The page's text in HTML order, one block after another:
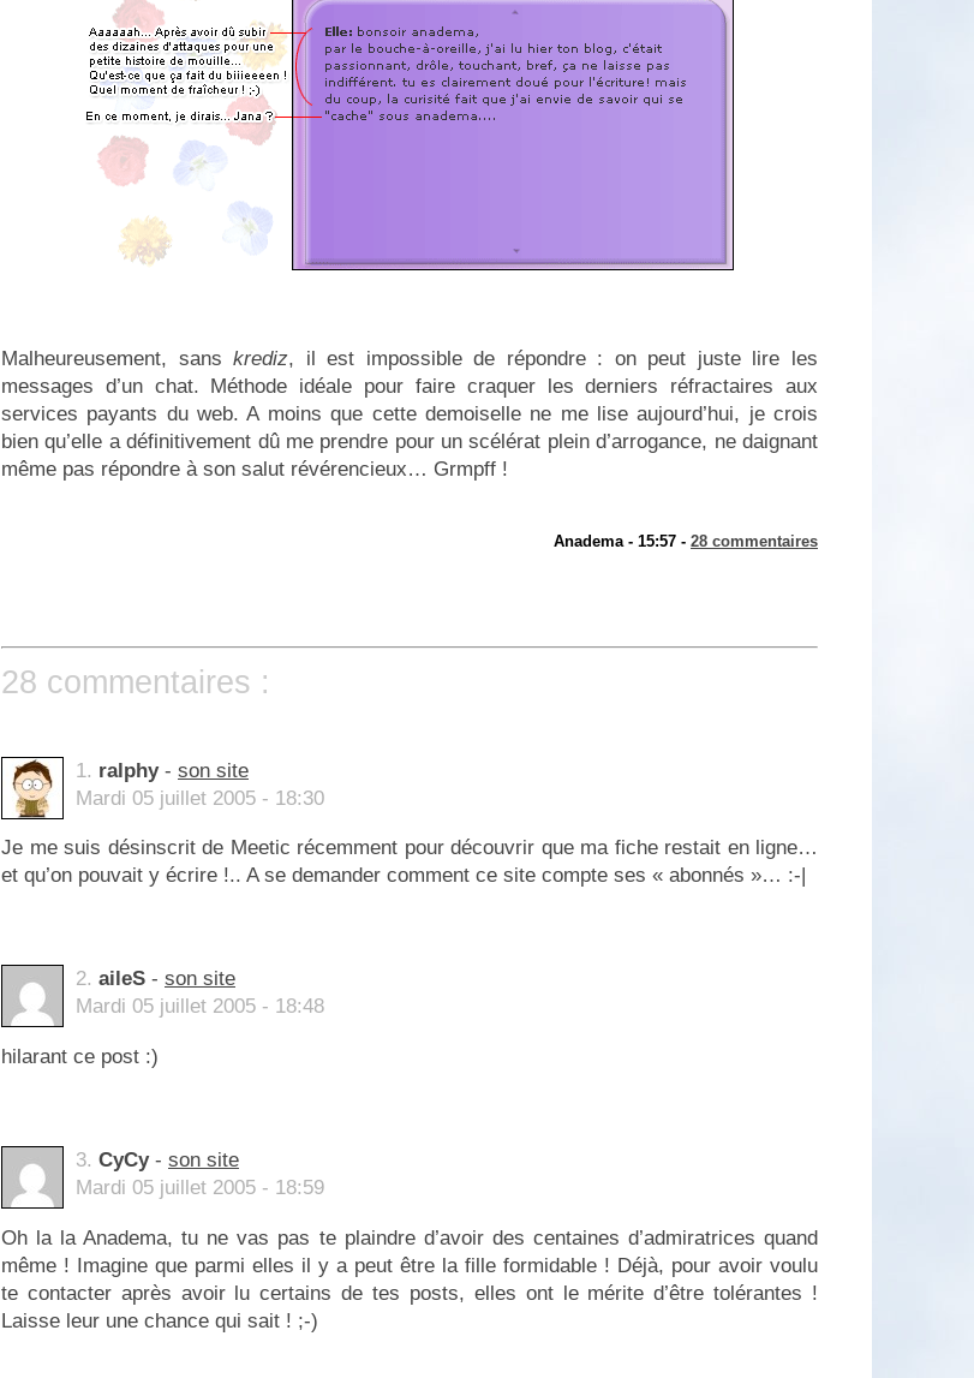
Malheureusement, sanskrediz, il est impossible de répondre : on peut juste lire les
messages d’un chat. Méthode idéale pour faire craquer les derniers réfractaires aux
services payants du web. A moins que cette demoiselle ne me lise aujourd’hui, je crois
bien qu’elle a définitivement dû me prendre pour un scélérat plein d’arrogance, ne daignant
même pas répondre à son salut révérencieux… Grmpff !
Anadema - 15:57 - 28 commentaires
28 commentaires :
1. ralphy- son site
Mardi 05 juillet 2005 - 18:30
Je me suis désinscrit de Meetic récemment pour découvrir que ma fiche restait en ligne…
et qu’on pouvait y écrire !.. A se demander comment ce site compte ses « abonnés »… :-|
2. aileS - son site
Mardi 05 juillet 2005 - 18:48
hilarant ce post :)
3. CyCy- son site
Mardi 05 juillet 2005 - 18:59
Oh la la Anadema, tu ne vas pas te plaindre d’avoir des centaines d’admiratrices quand
même ! Imagine que parmi elles il y a peut être la fille formidable ! Déjà, pour avoir voulu
te contacter après avoir lu certains de tes posts, elles ont le mérite d’être tolérantes !
Laisse leur une chance qui sait ! ;-)